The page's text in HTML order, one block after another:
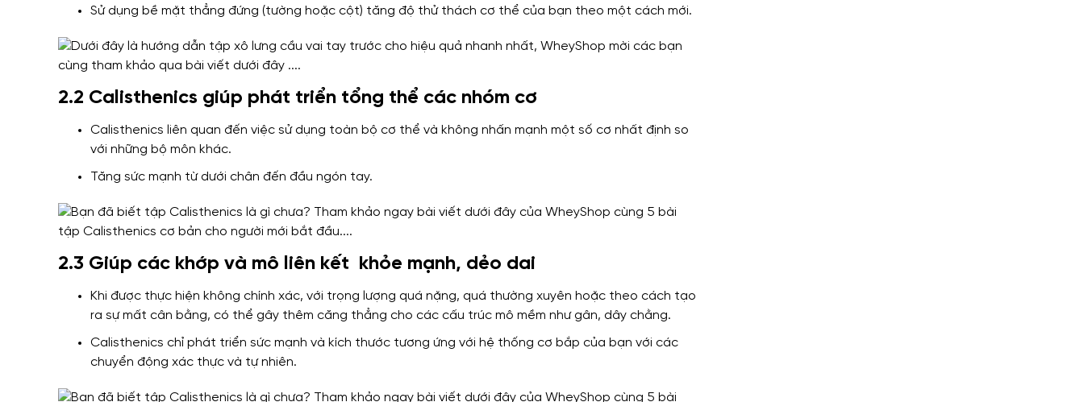
Sử dụng bề mặt thẳng đứng (tường hoặc cột) tăng độ thử thách cơ thể của bạn theo một cách mới.
2.2 Calisthenics giúp phát triển tổng thể các nhóm cơ
Calisthenics liên quan đến việc sử dụng toàn bộ cơ thể và không nhấn mạnh một số cơ nhất định so
với những bộ môn khác.
Tăng sức mạnh từ dưới chân đến đầu ngón tay.
2.3 Giúp các khớp và mô liên kết khỏe mạnh, dẻo dai
Khi được thực hiện không chính xác, với trọng lượng quá nặng, quá thường xuyên hoặc theo cách tạo
ra sự mất cân bằng, có thể gây thêm căng thẳng cho các cấu trúc mô mềm như gân, dây chằng.
Calisthenics chỉ phát triển sức mạnh và kích thước tương ứng với hệ thống cơ bắp của bạn với các
chuyển động xác thực và tự nhiên.